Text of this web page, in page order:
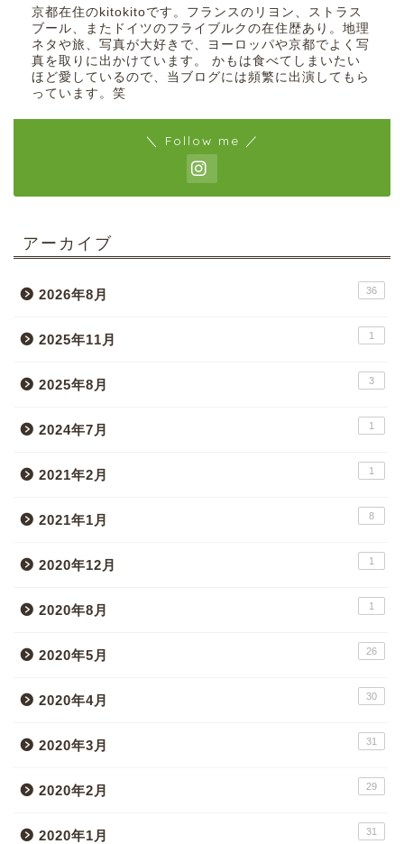
京都在住のkitokitoです。フランスのリヨン、ストラス
ブール、またドイツのフライブルクの在住歴あり。地理
ネタや旅、写真が大好きで、ヨーロッパや京都でよく写
真を取りに出かけています。 かもは食べてしまいたい
ほど愛しているので、当ブログには頻繁に出演してもら
っています。笑
＼ Follow me ／
アーカイブ
2026年8月 36
2025年11月 1
2025年8月 3
2024年7月 1
2021年2月 1
2021年1月 8
2020年12月 1
2020年8月 1
2020年5月 26
2020年4月 30
2020年3月 31
2020年2月 29
2020年1月 31